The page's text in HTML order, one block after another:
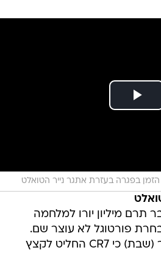
הזמן בפגרה בעזרת אתגר נייר הטואלט
תרם מיליון יורו למלחמה
פורטוגל לא עוצר שם.
באיטליה דיווחו הבוקר (שבת) כי CR7 החליט לקצץ